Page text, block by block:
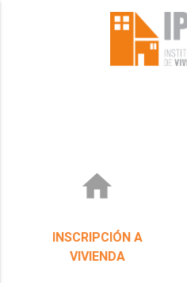
home
INSCRIPCIÓN A
VIVIENDA